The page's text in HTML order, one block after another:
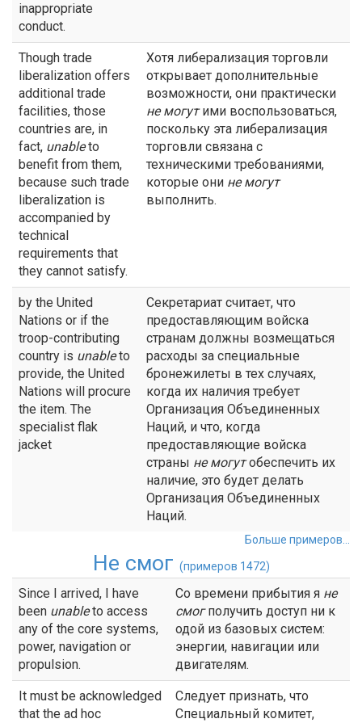
inappropriate
conduct.
Though trade
liberalization offers
additional trade
facilities, those
countries are, in
fact, unableto
benefit from them,
because such trade
liberalization is
accompanied by
technical
requirements that
they cannot satisfy.
Хотя либерализация торговли
открывает дополнительные
возможности, они практически
не могутими воспользоваться,
поскольку эта либерализация
торговли связана с
техническими требованиями,
которые они не могут
выполнить.
by the United
Nations or if the
troop-contributing
country is unableto
provide, the United
Nations will procure
the item. The
specialist flak
jacket
Секретариат считает, что
предоставляющим войска
странам должны возмещаться
расходы за специальные
бронежилеты в тех случаях,
когда их наличия требует
Организация Объединенных
Наций, и что, когда
предоставляющие войска
страны немогутобеспечить их
наличие, это будет делать
Организация Объединенных
Наций.
Больше примеров...
Не смог (примеров 1472)
Since I arrived, I have
been unableto access
any of the core systems,
power, navigation or
propulsion.
Со времени прибытия я не
смогполучить доступ ни к
одой из базовых систем:
энергии, навигации или
двигателям.
It must be acknowledged
that the ad hoc
Следует признать, что
Специальный комитет,